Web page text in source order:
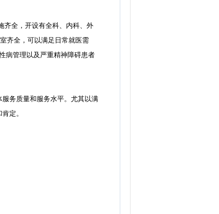
全，开设有全科、内科、外
齐全，可以满足日常就医需
病管理以及严重精神障碍患者
务质量和服务水平。尤其以满
定。